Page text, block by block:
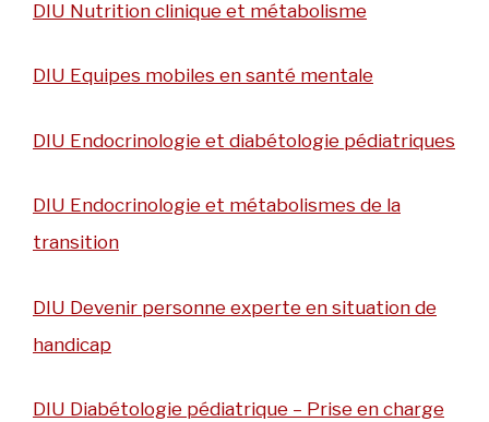
DIU Nutrition clinique et métabolisme
DIU Equipes mobiles en santé mentale
DIU Endocrinologie et diabétologie pédiatriques
DIU Endocrinologie et métabolismes de la
transition
DIU Devenir personne experte en situation de
handicap
DIU Diabétologie pédiatrique – Prise en charge